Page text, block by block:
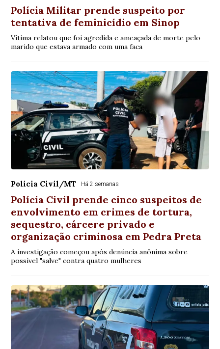
Polícia Militar prende suspeito por
tentativa de feminicídio em Sinop
Vítima relatou que foi agredida e ameaçada de morte pelo
marido que estava armado com uma faca
Polícia Civil/MT Há 2 semanas
Polícia Civil prende cinco suspeitos de
envolvimento em crimes de tortura,
sequestro, cárcere privado e
organização criminosa em Pedra Preta
A investigação começou após denúncia anônima sobre
possível "salve" contra quatro mulheres